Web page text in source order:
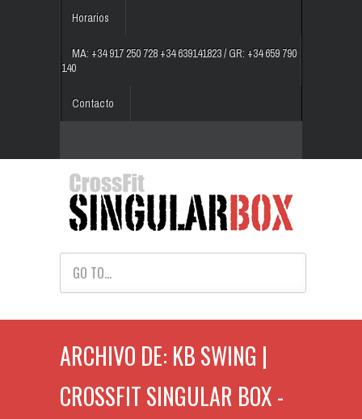
Horarios
MA: +34 917 250 728 +34 639141823 / GR: +34 659 790
140
Contacto
GO TO...
ARCHIVO DE: KB SWING |
CROSSFIT SINGULAR BOX -